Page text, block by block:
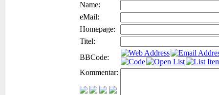
Name:
eMail:
Homepage:
Titel:
BBCode:
Kommentar: